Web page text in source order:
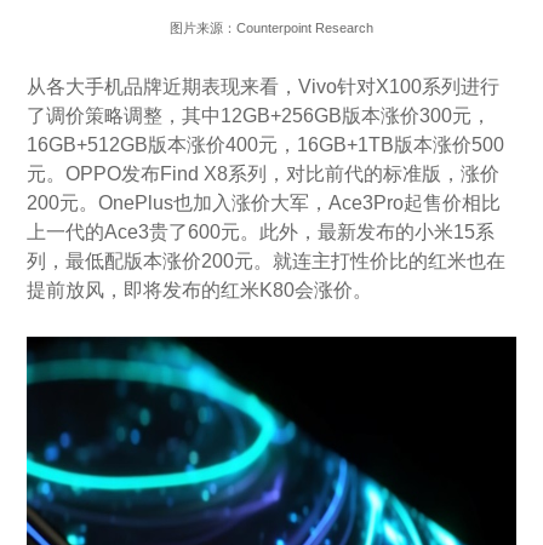
图片来源：Counterpoint Research
从各大手机品牌近期表现来看，Vivo针对X100系列进行
了调价策略调整，其中12GB+256GB版本涨价300元，
16GB+512GB版本涨价400元，16GB+1TB版本涨价500
元。OPPO发布Find X8系列，对比前代的标准版，涨价
200元。OnePlus也加入涨价大军，Ace3Pro起售价相比
上一代的Ace3贵了600元。此外，最新发布的小米15系
列，最低配版本涨价200元。就连主打性价比的红米也在
提前放风，即将发布的红米K80会涨价。